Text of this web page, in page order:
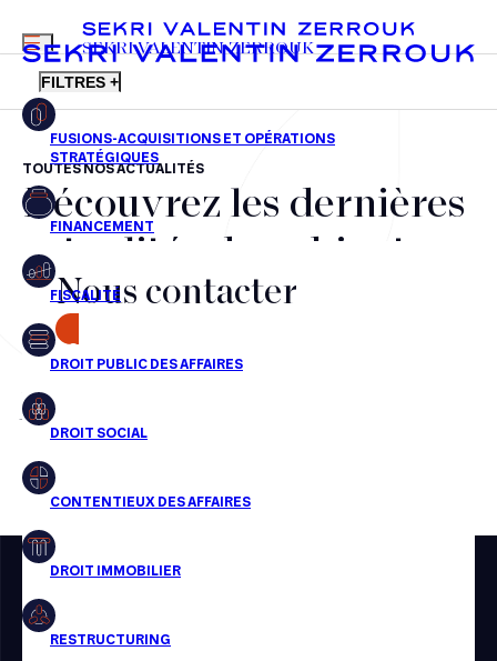
FR EN
MENU
SEKRI VALENTIN ZERROUK
FILTRES +
Fusions-acquisitions et opérations stratégiques
Financement
Fiscalité
Droit public des affaires
Droit social
Droit immobilier
Restructuring
TOUTES NOS ACTUALITÉS
Découvrez les dernières
actualités du cabinet,
nos récompenses et nos
transactions, jour après
jour
Aucun résultats pour cette recherche
Nous contacter